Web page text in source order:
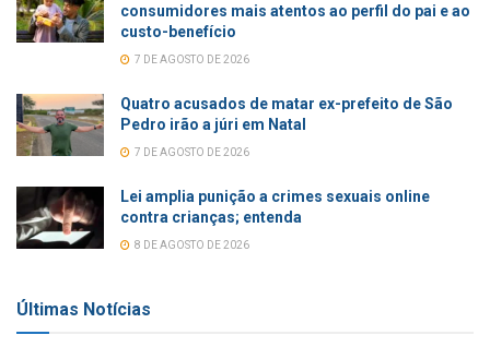
consumidores mais atentos ao perfil do pai e ao
custo-benefício
7 DE AGOSTO DE 2026
Quatro acusados de matar ex-prefeito de São
Pedro irão a júri em Natal
7 DE AGOSTO DE 2026
Lei amplia punição a crimes sexuais online
contra crianças; entenda
8 DE AGOSTO DE 2026
Últimas Notícias